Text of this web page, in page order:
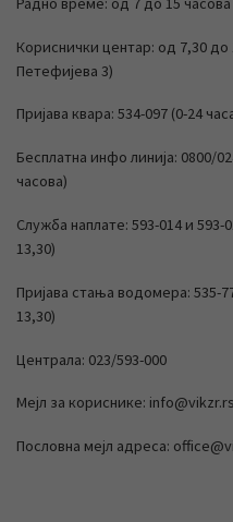
Кориснички центар: од 7,30
Петефијева 3)
Пријава квара: 534-097 (0-24
Бесплатна инфо линија: 0800/
часова)
Служба наплате: 593-014 и
13,30)
Пријава стања водомера: 535-
13,30)
Централа: 023/593-000
Мејл за кориснике:
Пословна мејл адреса: